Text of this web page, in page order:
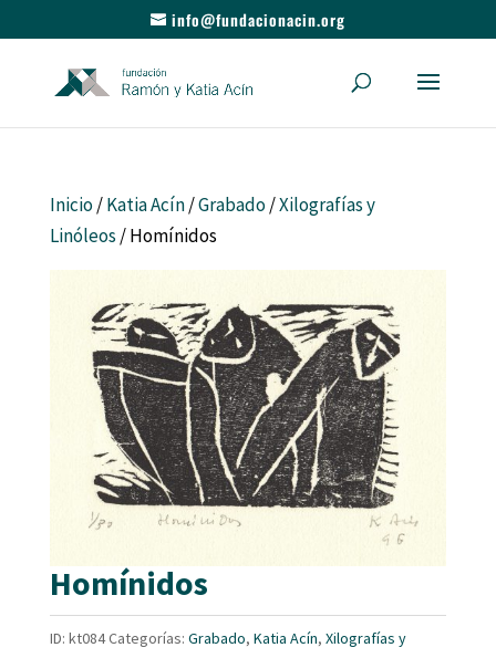
info@fundacionacin.org
Inicio/Katia Acín/Grabado/Xilografías y
Linóleos / Homínidos
Homínidos
ID: kt084Categorías: Grabado, Katia Acín, Xilografías y